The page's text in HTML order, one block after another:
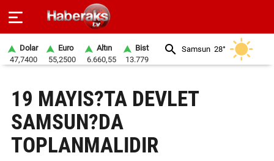
SPOR
YAŞAM
Dolar
47,7400
Euro
55,2500
Altın
6.660,55
Bist
13.779
Samsun 28°
19 MAYIS?TA DEVLET
SAMSUN?DA
TOPLANMALIDIR